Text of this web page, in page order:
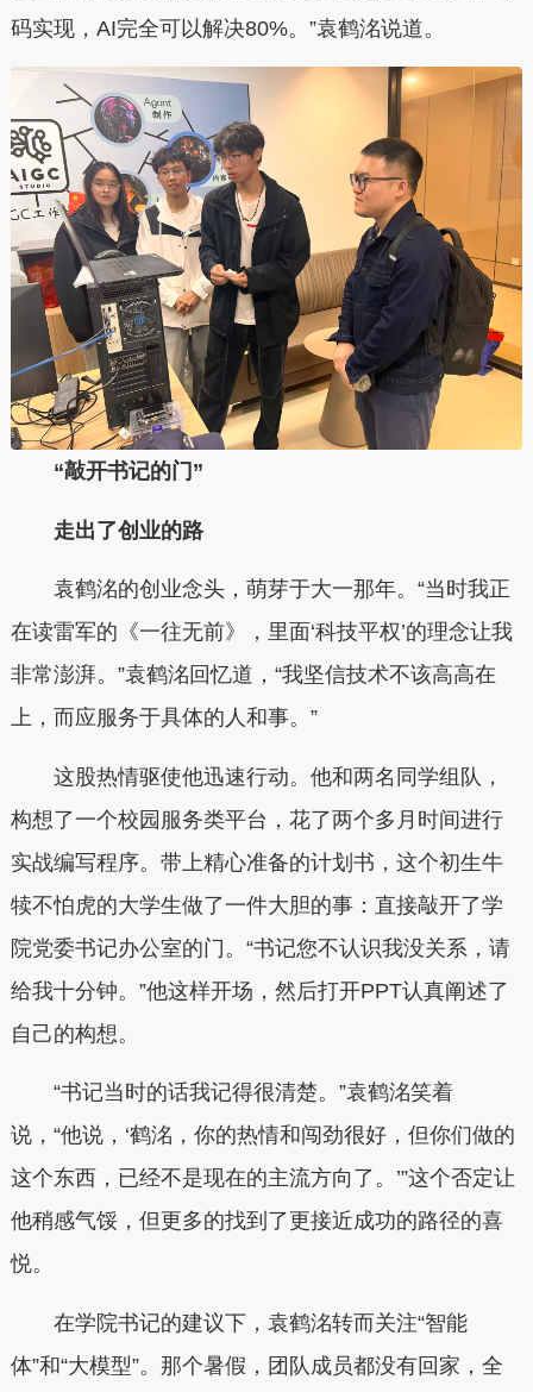
码实现，AI完全可以解决80%。”袁鹤洺说道。
“敲开书记的门”
走出了创业的路
袁鹤洺的创业念头，萌芽于大一那年。“当时我正
在读雷军的《一往无前》，里面‘科技平权’的理念让我
非常澎湃。”袁鹤洺回忆道，“我坚信技术不该高高在
上，而应服务于具体的人和事。”
这股热情驱使他迅速行动。他和两名同学组队，
构想了一个校园服务类平台，花了两个多月时间进行
实战编写程序。带上精心准备的计划书，这个初生牛
犊不怕虎的大学生做了一件大胆的事：直接敲开了学
院党委书记办公室的门。“书记您不认识我没关系，请
给我十分钟。”他这样开场，然后打开PPT认真阐述了
自己的构想。
“书记当时的话我记得很清楚。”袁鹤洺笑着
说，“他说，‘鹤洺，你的热情和闯劲很好，但你们做的
这个东西，已经不是现在的主流方向了。’”这个否定让
他稍感气馁，但更多的找到了更接近成功的路径的喜
悦。
在学院书记的建议下，袁鹤洺转而关注“智能
体”和“大模型”。那个暑假，团队成员都没有回家，全